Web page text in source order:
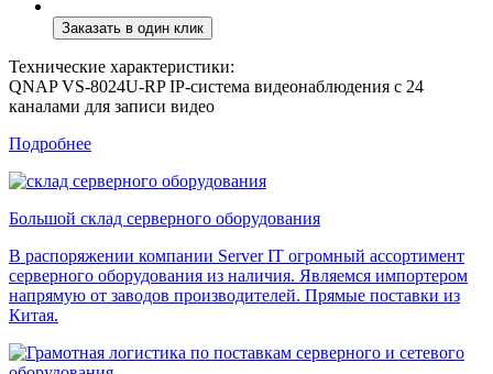
Технические характеристики:
QNAP VS-8024U-RP IP-система видеонаблюдения с 24
каналами для записи видео
Подробнее
Большой склад серверного оборудования
В распоряжении компании Server IT огромный ассортимент
серверного оборудования из наличия. Являемся импортером
напрямую от заводов производителей. Прямые поставки из
Китая.